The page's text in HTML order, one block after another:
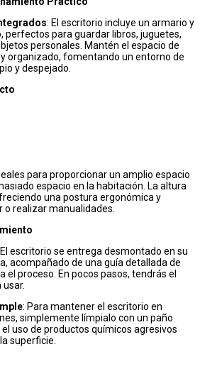
: El escritorio incluye un armario y
perfectos para guardar libros, juguetes,
personales. Mantén el espacio de
organizado, fomentando un entorno de
y despejado.
para proporcionar un amplio espacio
espacio en la habitación. La altura
una postura ergonómica y
o realizar manualidades.
escritorio se entrega desmontado en su
acompañado de una guía detallada de
el proceso. En pocos pasos, tendrás el
: Para mantener el escritorio en
simplemente límpialo con un paño
el uso de productos químicos agresivos
superficie.